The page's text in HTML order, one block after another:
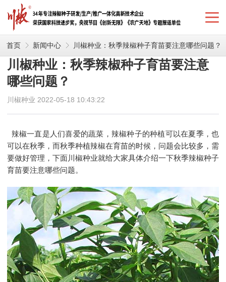
首页 新闻中心 川椒种业：秋季辣椒种子育苗要注意哪些问题？
川椒种业：秋季辣椒种子育苗要注意
哪些问题？
川椒种业 2022-05-18 10:43:22
辣椒一直是人们喜爱的蔬菜，辣椒种子的种植可以在夏季，也
可以在秋季，而秋季种植辣椒在育苗的时候，问题会比较多，需
要做好管理，下面川椒种业就给大家具体介绍一下秋季辣椒种子
育苗要注意哪些问题。